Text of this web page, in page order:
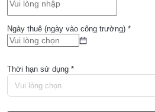
Ngày thuê (ngày vào công trường) *
Thời hạn sử dụng *
Vui lòng chọn